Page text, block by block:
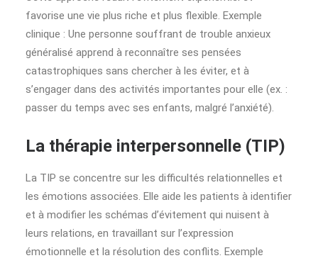
favorise une vie plus riche et plus flexible. Exemple
clinique : Une personne souffrant de trouble anxieux
généralisé apprend à reconnaître ses pensées
catastrophiques sans chercher à les éviter, et à
s’engager dans des activités importantes pour elle (ex. :
passer du temps avec ses enfants, malgré l’anxiété).
La thérapie interpersonnelle (TIP)
La TIP se concentre sur les difficultés relationnelles et
les émotions associées. Elle aide les patients à identifier
et à modifier les schémas d’évitement qui nuisent à
leurs relations, en travaillant sur l’expression
émotionnelle et la résolution des conflits. Exemple